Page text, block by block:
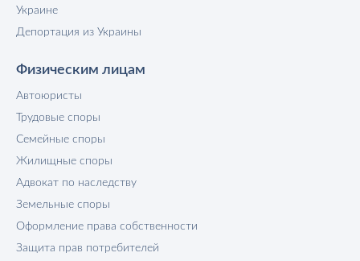
Украине
Депортация из Украины
Физическим лицам
Автоюристы
Трудовые споры
Семейные споры
Жилищные споры
Адвокат по наследству
Земельные споры
Оформление права собственности
Защита прав потребителей